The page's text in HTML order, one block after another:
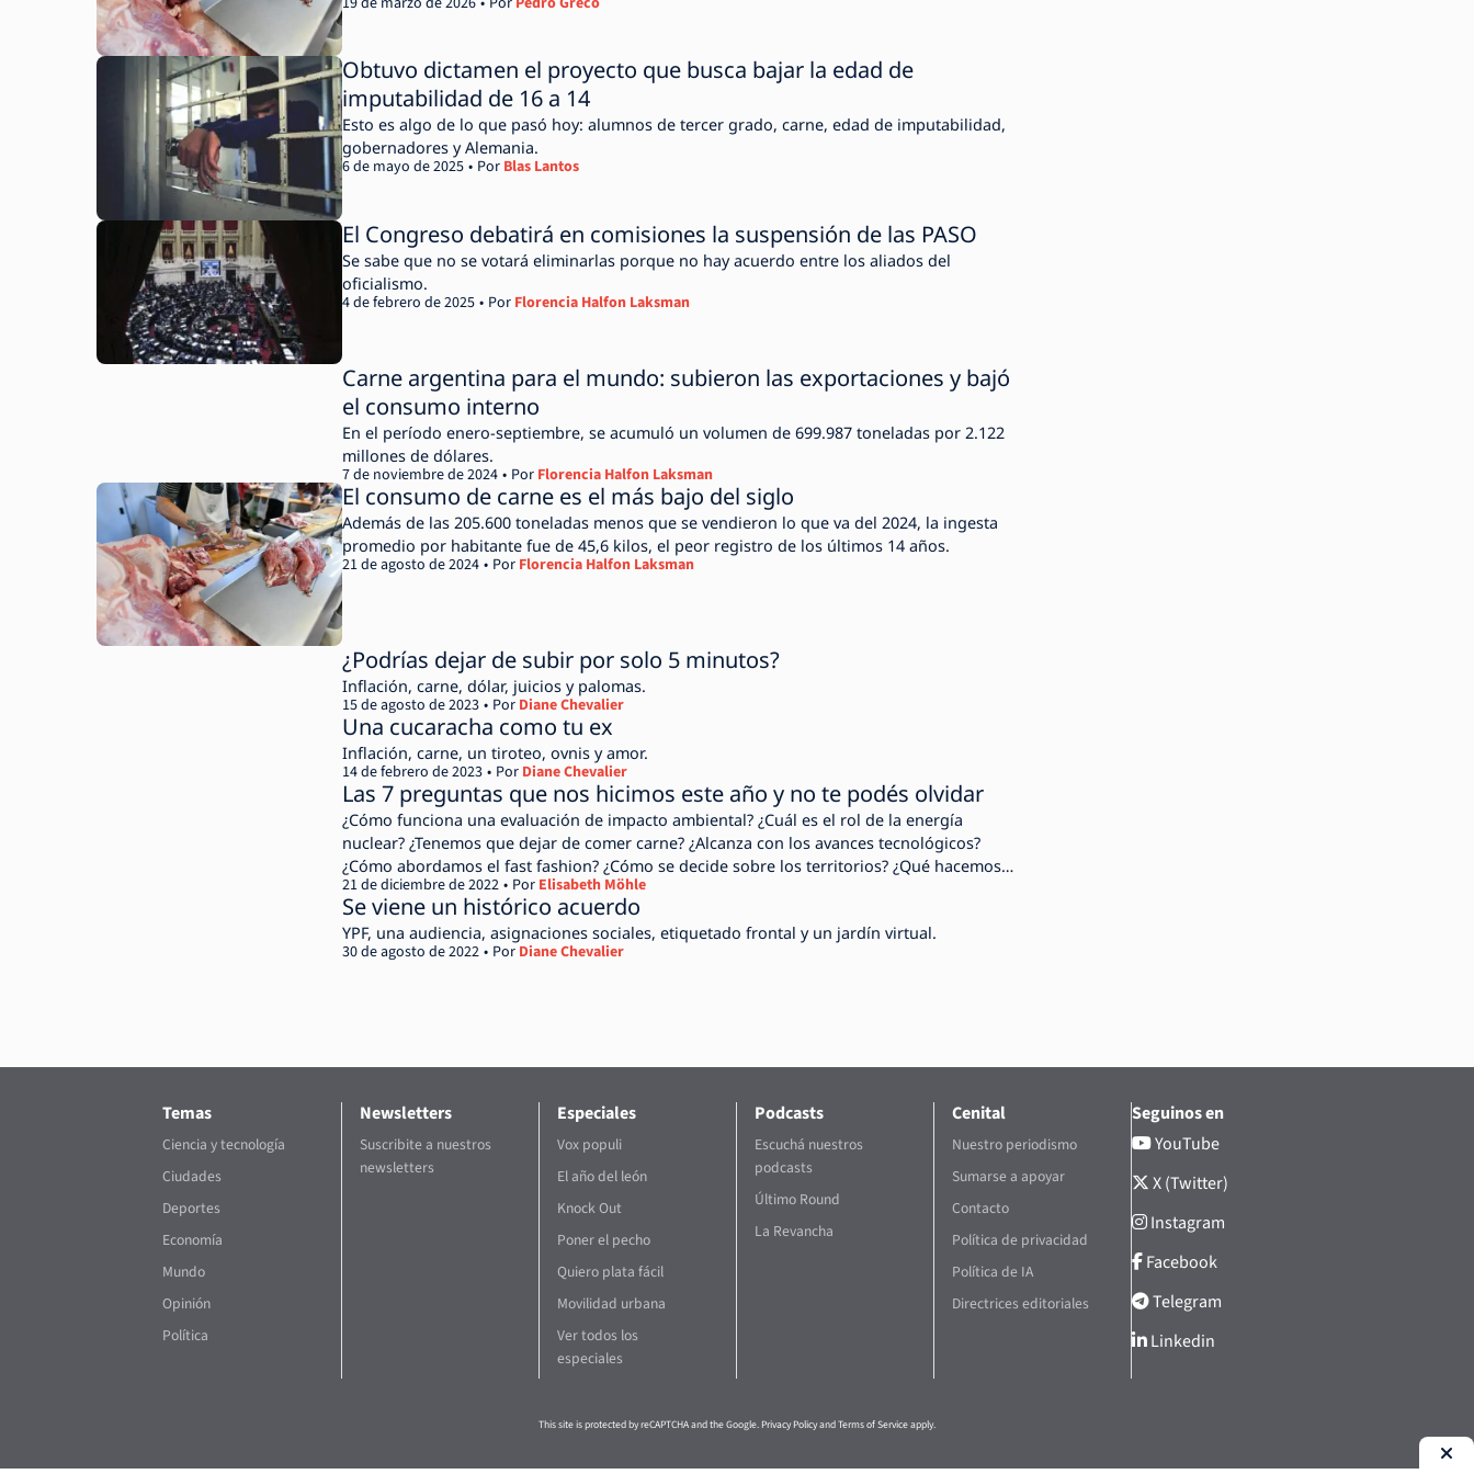
Obtuvo dictamen el proyecto que busca bajar la edad de
imputabilidad de 16 a 14
Esto es algo de lo que pasó hoy: alumnos de tercer grado, carne, edad de imputabilidad,
gobernadores y Alemania.
Por Blas Lantos
6 de mayo de 2025
El Congreso debatirá en comisiones la suspensión de las PASO
Se sabe que no se votará eliminarlas porque no hay acuerdo entre los aliados del
oficialismo.
Por Florencia Halfon Laksman
4 de febrero de 2025
Carne argentina para el mundo: subieron las exportaciones y bajó
el consumo interno
En el período enero-septiembre, se acumuló un volumen de 699.987 toneladas por 2.122
millones de dólares.
Por Florencia Halfon Laksman
7 de noviembre de 2024
El consumo de carne es el más bajo del siglo
Además de las 205.600 toneladas menos que se vendieron lo que va del 2024, la ingesta
promedio por habitante fue de 45,6 kilos, el peor registro de los últimos 14 años.
Por Florencia Halfon Laksman
21 de agosto de 2024
¿Podrías dejar de subir por solo 5 minutos?
Inflación, carne, dólar, juicios y palomas.
Por Diane Chevalier
15 de agosto de 2023
Una cucaracha como tu ex
Inflación, carne, un tiroteo, ovnis y amor.
Por Diane Chevalier
14 de febrero de 2023
Las 7 preguntas que nos hicimos este año y no te podés olvidar
¿Cómo funciona una evaluación de impacto ambiental? ¿Cuál es el rol de la energía
nuclear? ¿Tenemos que dejar de comer carne? ¿Alcanza con los avances tecnológicos?
¿Cómo abordamos el fast fashion? ¿Cómo se decide sobre los territorios? ¿Qué hacemos
con el litio?
Por Elisabeth Möhle
21 de diciembre de 2022
Se viene un histórico acuerdo
YPF, una audiencia, asignaciones sociales, etiquetado frontal y un jardín virtual.
Por Diane Chevalier
30 de agosto de 2022
Temas
Ciencia y tecnología
Ciudades
Deportes
Economía
Mundo
Opinión
Política
Newsletters
Suscribite a nuestros
newsletters
Especiales
Vox populi
El año del león
Knock Out
Poner el pecho
Quiero plata fácil
Movilidad urbana
Ver todos los
especiales
Podcasts
Escuchá nuestros
podcasts
Último Round
La Revancha
Cenital
Nuestro periodismo
Sumarse a apoyar
Contacto
Política de privacidad
Política de IA
Directrices editoriales
Seguinos en
YouTube
X (Twitter)
Instagram
Facebook
Telegram
Linkedin
This site is protected by reCAPTCHA and the Google. Privacy PolicyandTerms of Serviceapply.